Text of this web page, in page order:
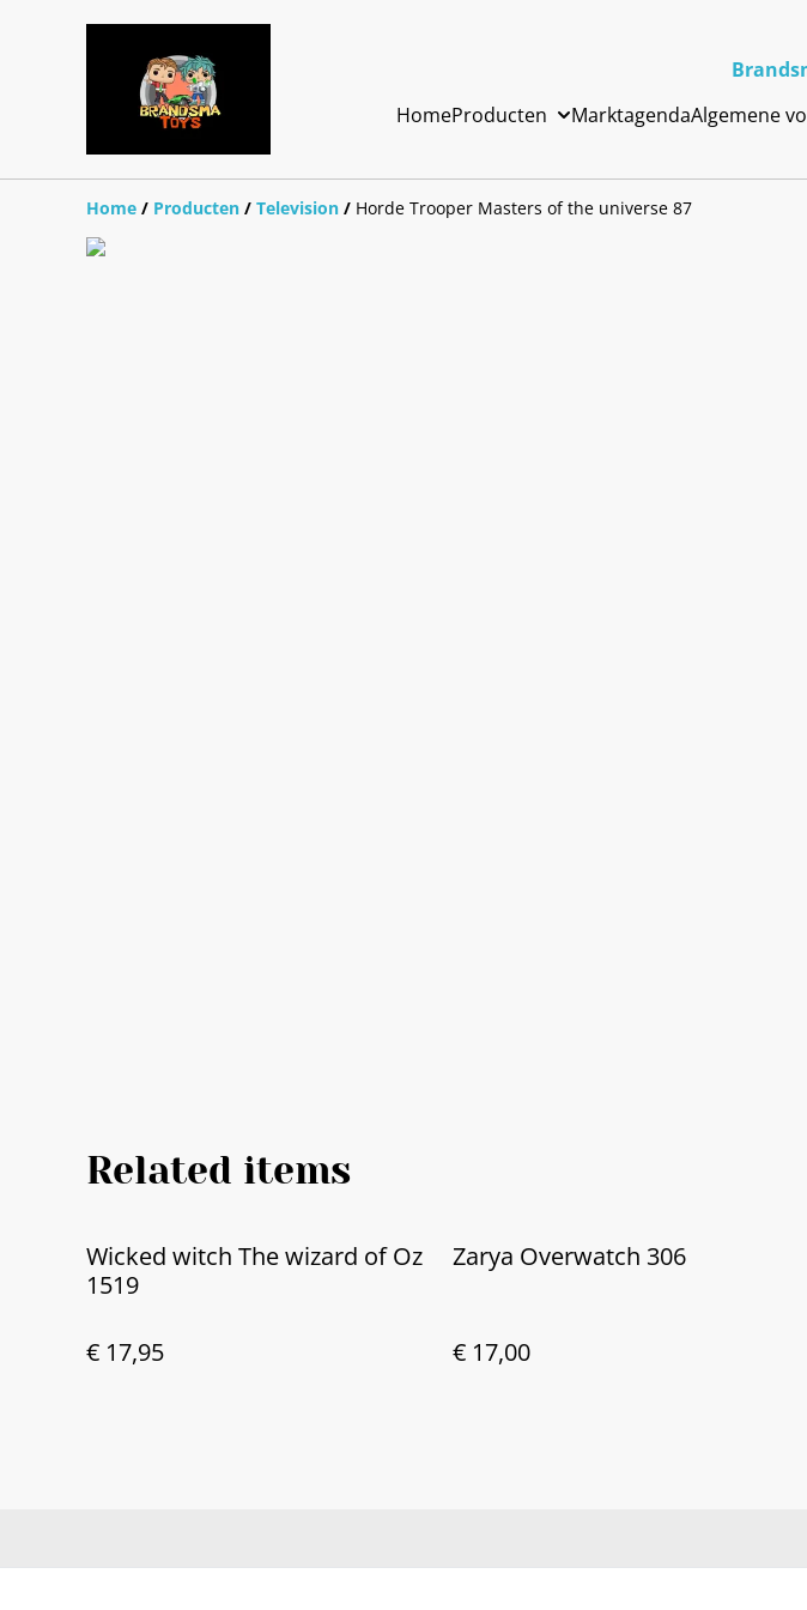
HomeProducten MarktagendaAlgemene
Home / Producten / Television / Horde Trooper Masters of the universe 87
Related items
Wicked witch The wizard of Oz
1519
€ 17,95
Zarya Overwatch 306
€ 17,00